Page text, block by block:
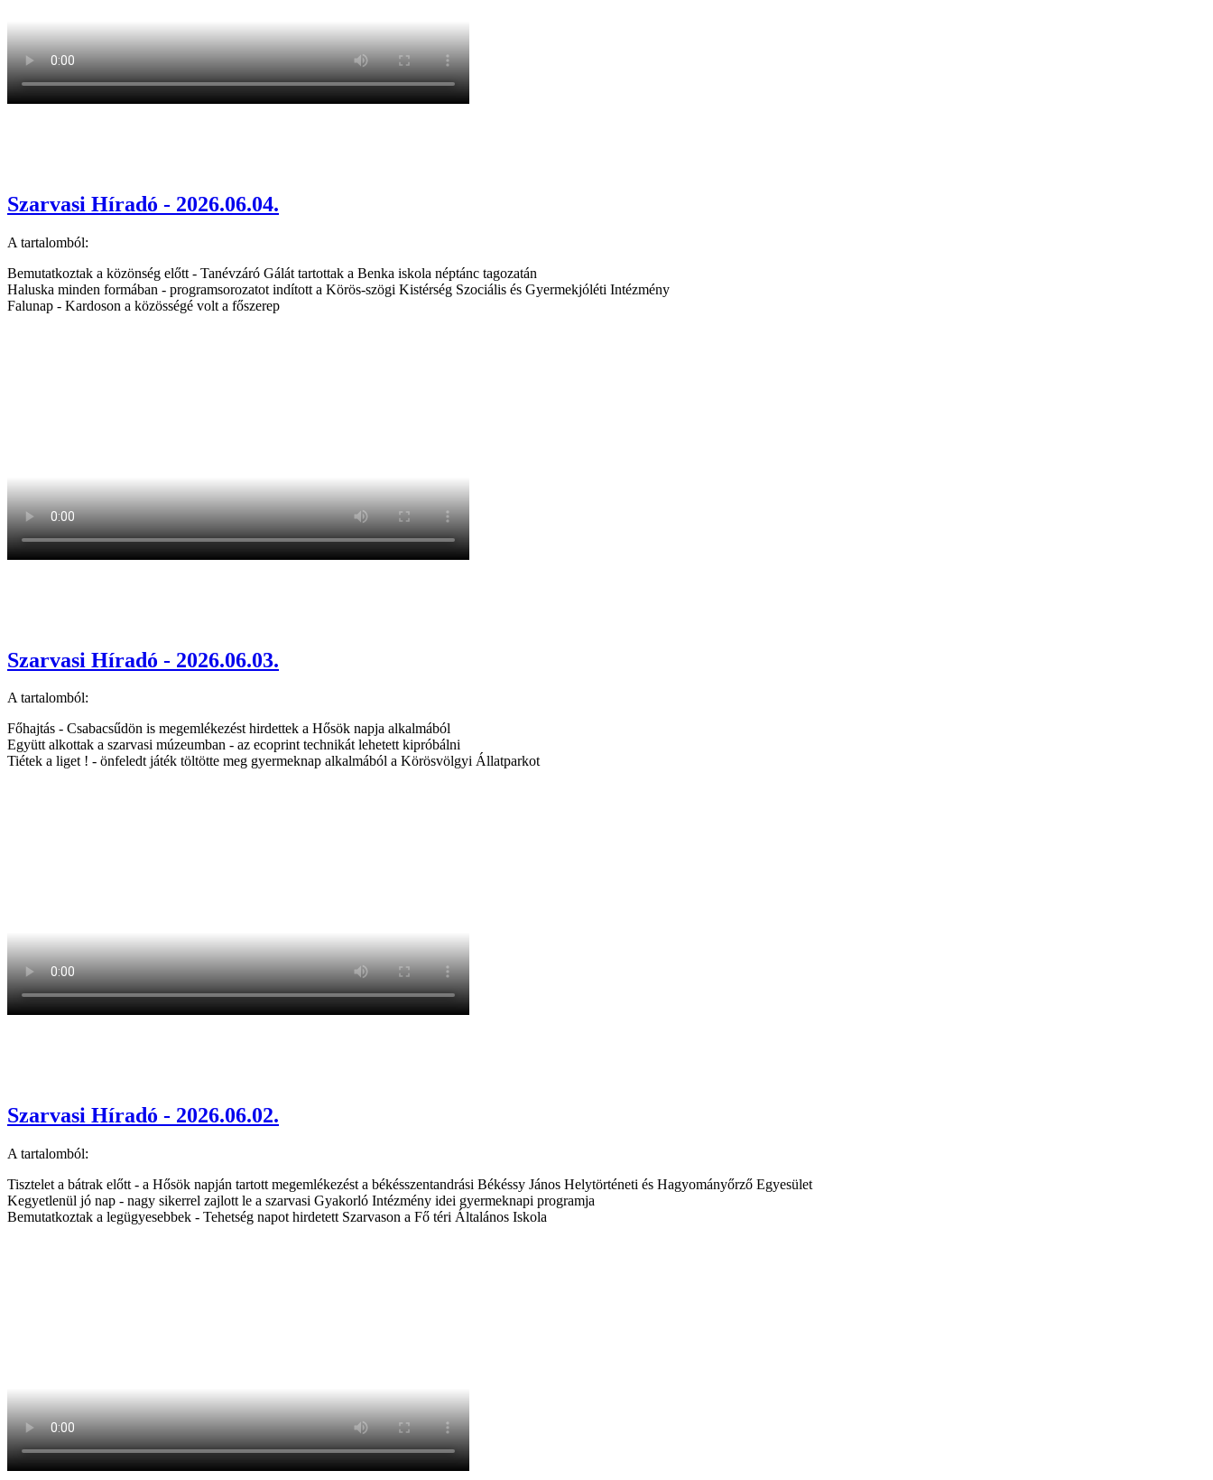
Szarvasi Híradó - 2026.06.04.
A tartalomból:
Bemutatkoztak a közönség előtt - Tanévzáró Gálát tartottak a Benka iskola néptánc tagozatán
Haluska minden formában - programsorozatot indított a Körös-szögi Kistérség Szociális és Gyermekjóléti Intézmény
Falunap - Kardoson a közösségé volt a főszerep
Szarvasi Híradó - 2026.06.03.
A tartalomból:
Főhajtás - Csabacsűdön is megemlékezést hirdettek a Hősök napja alkalmából
Együtt alkottak a szarvasi múzeumban - az ecoprint technikát lehetett kipróbálni
Tiétek a liget ! - önfeledt játék töltötte meg gyermeknap alkalmából a Körösvölgyi Állatparkot
Szarvasi Híradó - 2026.06.02.
A tartalomból:
Tisztelet a bátrak előtt - a Hősök napján tartott megemlékezést a békésszentandrási Békéssy János Helytörténeti és Hagyományőrző Egyesület
Kegyetlenül jó nap - nagy sikerrel zajlott le a szarvasi Gyakorló Intézmény idei gyermeknapi programja
Bemutatkoztak a legügyesebbek - Tehetség napot hirdetett Szarvason a Fő téri Általános Iskola